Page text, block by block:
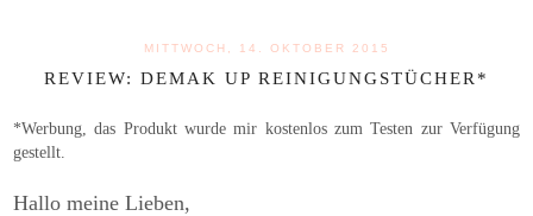
MITTWOCH, 14. OKTOBER 2015
REVIEW: DEMAK UP REINIGUNGSTÜCHER*
*Werbung, das Produkt wurde mir kostenlos zum Testen zur Verfügung
gestellt.
Hallo meine Lieben,